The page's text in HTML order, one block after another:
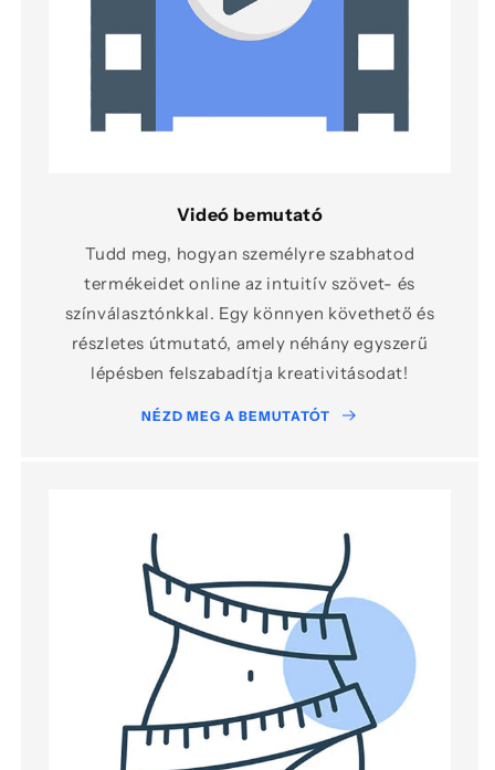
Videó bemutató
Tudd meg, hogyan személyre szabhatod
termékeidet online az intuitív szövet- és
színválasztónkkal. Egy könnyen követhető és
részletes útmutató, amely néhány egyszerű
lépésben felszabadítja kreativitásodat!
NÉZD MEG A BEMUTATÓT